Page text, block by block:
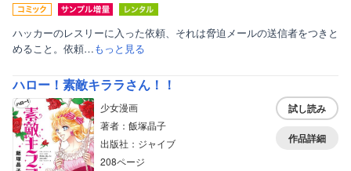
ハッカーのレスリーに入った依頼、それは脅迫メールの送信者をつきと
めること。依頼…もっと見る
ハロー！素敵キララさん！！
少女漫画
著者：飯塚晶子
出版社：ジャイブ
208ページ
試し読み
作品詳細
美女・美少女
女性写真集